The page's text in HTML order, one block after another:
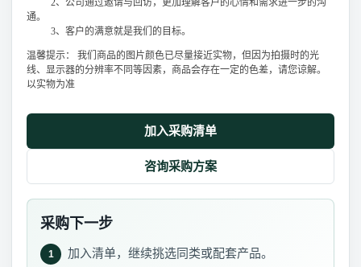
通。
3、客户的满意就是我们的目标。
温馨提示： 我们商品的图片颜色已尽量接近实物，但因为拍摄时的光
线、显示器的分辨率不同等因素，商品会存在一定的色差，请您谅解。
以实物为准
加入采购清单
咨询采购方案
采购下一步
1 加入清单，继续挑选同类或配套产品。